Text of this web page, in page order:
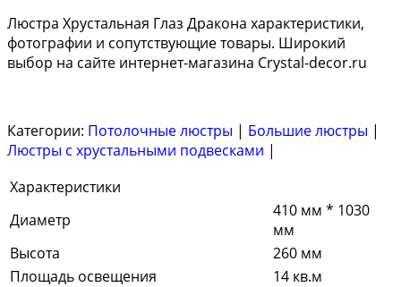
Люстра Хрустальная Глаз Дракона характеристики,
фотографии и сопутствующие товары. Широкий
выбор на сайте интернет-магазина Crystal-decor.ru
Категории: Потолочные люстры | Большие люстры |
Люстры с хрустальными подвесками |
Характеристики
Диаметр
410 мм * 1030
мм
Высота
260 мм
Площадь освещения
14 кв.м